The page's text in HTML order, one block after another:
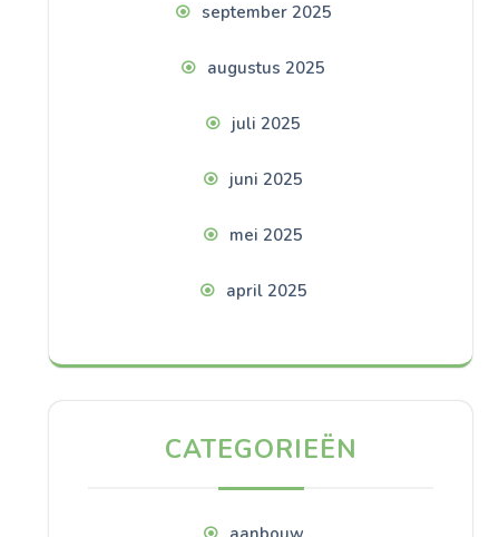
september 2025
augustus 2025
juli 2025
juni 2025
mei 2025
april 2025
CATEGORIEËN